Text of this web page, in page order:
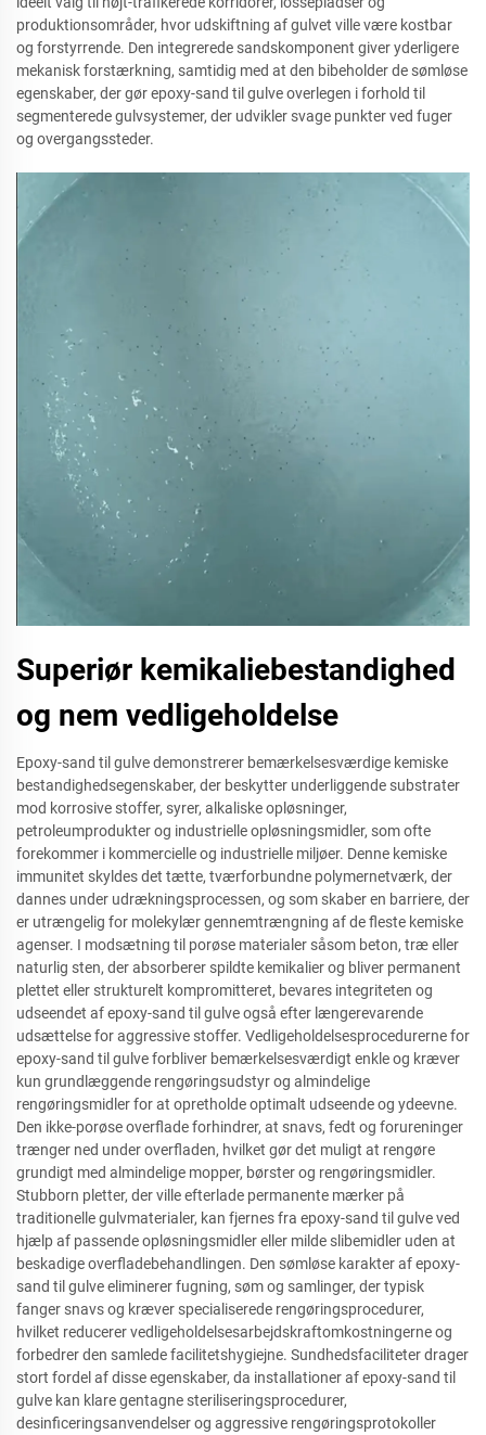
produktionsområder, hvor udskiftning af gulvet ville være kostbar
og forstyrrende. Den integrerede sandskomponent giver yderligere
mekanisk forstærkning, samtidig med at den bibeholder de sømløse
egenskaber, der gør epoxy-sand til gulve overlegen i forhold til
segmenterede gulvsystemer, der udvikler svage punkter ved fuger
og overgangssteder.
Superiør kemikaliebestandighed
og nem vedligeholdelse
Epoxy-sand til gulve demonstrerer bemærkelsesværdige kemiske
bestandighedsegenskaber, der beskytter underliggende substrater
mod korrosive stoffer, syrer, alkaliske opløsninger,
petroleumprodukter og industrielle opløsningsmidler, som ofte
forekommer i kommercielle og industrielle miljøer. Denne kemiske
immunitet skyldes det tætte, tværforbundne polymernetværk, der
dannes under udrækningsprocessen, og som skaber en barriere, der
er utrængelig for molekylær gennemtrængning af de fleste kemiske
agenser. I modsætning til porøse materialer såsom beton, træ eller
naturlig sten, der absorberer spildte kemikalier og bliver permanent
plettet eller strukturelt kompromitteret, bevares integriteten og
udseendet af epoxy-sand til gulve også efter længerevarende
udsættelse for aggressive stoffer. Vedligeholdelsesprocedurerne for
epoxy-sand til gulve forbliver bemærkelsesværdigt enkle og kræver
kun grundlæggende rengøringsudstyr og almindelige
rengøringsmidler for at opretholde optimalt udseende og ydeevne.
Den ikke-porøse overflade forhindrer, at snavs, fedt og forureninger
trænger ned under overfladen, hvilket gør det muligt at rengøre
grundigt med almindelige mopper, børster og rengøringsmidler.
Stubborn pletter, der ville efterlade permanente mærker på
traditionelle gulvmaterialer, kan fjernes fra epoxy-sand til gulve ved
hjælp af passende opløsningsmidler eller milde slibemidler uden at
beskadige overfladebehandlingen. Den sømløse karakter af epoxy-
sand til gulve eliminerer fugning, søm og samlinger, der typisk
fanger snavs og kræver specialiserede rengøringsprocedurer,
hvilket reducerer vedligeholdelsesarbejdskraftomkostningerne og
forbedrer den samlede facilitetshygiejne. Sundhedsfaciliteter drager
stort fordel af disse egenskaber, da installationer af epoxy-sand til
gulve kan klare gentagne steriliseringsprocedurer,
desinficeringsanvendelser og aggressive rengøringsprotokoller